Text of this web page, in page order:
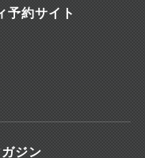
予約サイト
ジン